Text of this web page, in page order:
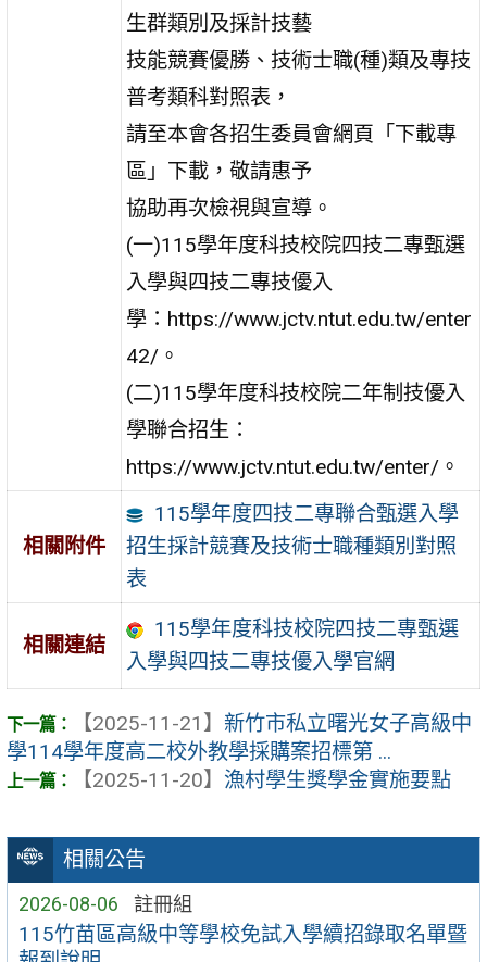
相關公告
2026-08-06 註冊組
115竹苗區高級中等學校免試入學續招錄取名單暨
生群類別及採計技藝
技能競賽優勝、技術士職(種)類及專技
普考類科對照表，
請至本會各招生委員會網頁「下載專
區」下載，敬請惠予
協助再次檢視與宣導。
(一)115學年度科技校院四技二專甄選
入學與四技二專技優入
學：https://www.jctv.ntut.edu.tw/enter
42/。
(二)115學年度科技校院二年制技優入
學聯合招生：
https://www.jctv.ntut.edu.tw/enter/。
相關附件
115學年度四技二專聯合甄選入學
招生採計競賽及技術士職種類別對照
表
相關連結
115學年度科技校院四技二專甄選
入學與四技二專技優入學官網
【2025-11-21】 新竹市私立曙光女子高級中
學114學年度高二校外教學採購案招標第 ...
【2025-11-20】 漁村學生獎學金實施要點